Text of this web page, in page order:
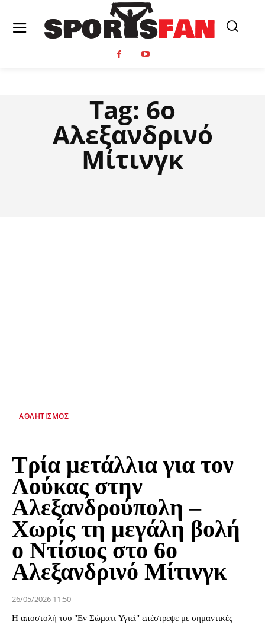
Tag: 6ο
Αλεξανδρινό
Μίτινγκ
ΑΘΛΗΤΙΣΜΌΣ
Τρία μετάλλια για τον
Λούκας στην
Αλεξανδρούπολη –
Χωρίς τη μεγάλη βολή
ο Ντίσιος στο 6ο
Αλεξανδρινό Μίτινγκ
26/05/2026 11:50
Η αποστολή του "Εν Σώματι Υγιεί" επέστρεψε με σημαντικές